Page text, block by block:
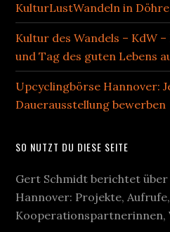
KulturLustWandeln in
Kultur des Wandels – KdW
und Tag des guten Lebens
Upcyclingbörse Hannover:
Dauerausstellung bewerben
SO NUTZT DU DIESE SEITE
Gert Schmidt berichtet
Hannover: Projekte,
Kooperationspartnerinnen,